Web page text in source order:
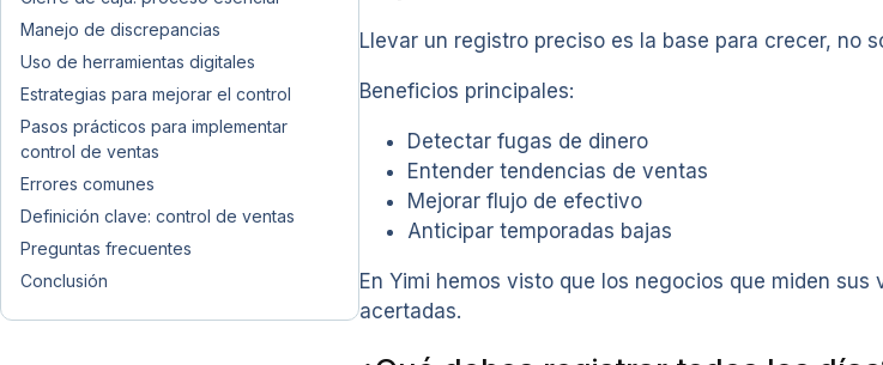
Manejo de discrepancias
Uso de herramientas digitales
Estrategias para mejorar el control
Pasos prácticos para implementar
control de ventas
Errores comunes
Definición clave: control de ventas
Preguntas frecuentes
Conclusión
Llevar un registro preciso es la base para crecer, no
Beneficios principales:
Detectar fugas de dinero
Entender tendencias de ventas
Mejorar flujo de efectivo
Anticipar temporadas bajas
En Yimi hemos visto que los negocios que miden
acertadas.